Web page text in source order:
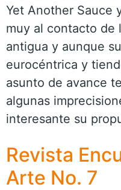
Yet Another Sauce
muy al contacto de
antigua y aunque
eurocéntrica y
asunto de avance
algunas
interesante su
Revista
Arte No. 7